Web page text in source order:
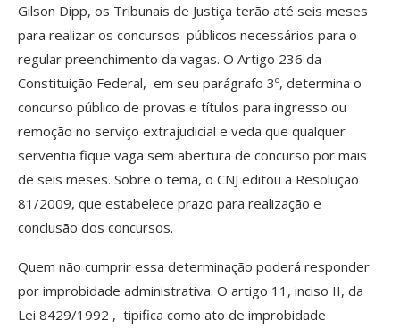
Gilson Dipp, os Tribunais de Justiça terão até seis meses
para realizar os concursos públicos necessários para o
regular preenchimento da vagas. O Artigo 236 da
Constituição Federal, em seu parágrafo 3º, determina o
concurso público de provas e títulos para ingresso ou
remoção no serviço extrajudicial e veda que qualquer
serventia fique vaga sem abertura de concurso por mais
de seis meses. Sobre o tema, o CNJ editou a Resolução
81/2009, que estabelece prazo para realização e
conclusão dos concursos.
Quem não cumprir essa determinação poderá responder
por improbidade administrativa. O artigo 11, inciso II, da
Lei 8429/1992 , tipifica como ato de improbidade